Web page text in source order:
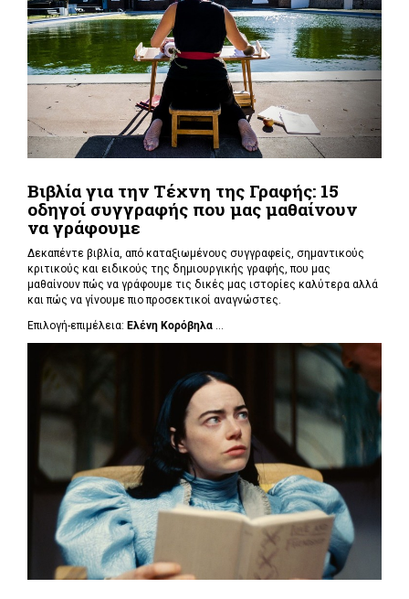
Βιβλία για την Τέχνη της Γραφής: 15
οδηγοί συγγραφής που μας μαθαίνουν
να γράφουμε
Δεκαπέντε βιβλία, από καταξιωμένους συγγραφείς, σημαντικούς
κριτικούς και ειδικούς της δημιουργικής γραφής, που μας
μαθαίνουν πώς να γράφουμε τις δικές μας ιστορίες καλύτερα αλλά
και πώς να γίνουμε πιο προσεκτικοί αναγνώστες.
Επιλογή-επιμέλεια: Ελένη Κορόβηλα